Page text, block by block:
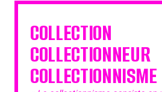
COLLECTION
COLLECTIONNEUR
COLLECTIONNISME